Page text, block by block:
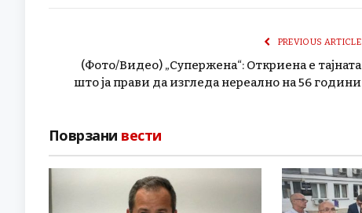
PREVIOUS ARTICLE
(Фото/Видео) „Супержена“: Откриена е тајната
што ја прави да изгледа нереално на 56 години
Поврзани вести